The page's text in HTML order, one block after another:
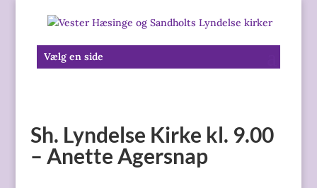
Vælg en side
Sh. Lyndelse Kirke kl. 9.00
– Anette Agersnap